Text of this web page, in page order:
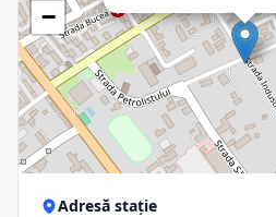
−
Adresă stație